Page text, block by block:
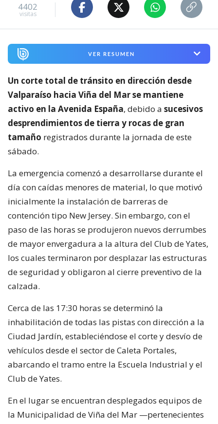
4402
visitas
VER RESUMEN
Un corte total de tránsito en dirección desde
Valparaíso hacia Viña del Mar se mantiene
activo en la Avenida España, debido a sucesivos
desprendimientos de tierra y rocas de gran
tamaño registrados durante la jornada de este
sábado.
La emergencia comenzó a desarrollarse durante el
día con caídas menores de material, lo que motivó
inicialmente la instalación de barreras de
contención tipo New Jersey. Sin embargo, con el
paso de las horas se produjeron nuevos derrumbes
de mayor envergadura a la altura del Club de Yates,
los cuales terminaron por desplazar las estructuras
de seguridad y obligaron al cierre preventivo de la
calzada.
Cerca de las 17:30 horas se determinó la
inhabilitación de todas las pistas con dirección a la
Ciudad Jardín, estableciéndose el corte y desvío de
vehículos desde el sector de Caleta Portales,
abarcando el tramo entre la Escuela Industrial y el
Club de Yates.
En el lugar se encuentran desplegados equipos de
la Municipalidad de Viña del Mar —pertenecientes